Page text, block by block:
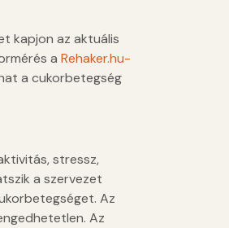
kapjon az aktuális
a Rehaker.hu-
a cukorbetegség
stressz,
a szervezet
Az
Az